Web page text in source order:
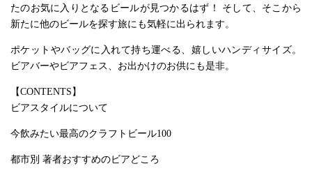
たのお気に入りとなるビールが見つかるはず！ そして、そこから
新たに他のビールを探す旅にも気軽に出られます。
ポケットやバッグに入れて持ち運べる、嬉しいハンディサイズ。
ビアバーやビアフェス、お出かけのお供にも是非。
【CONTENTS】
ビアスタイルについて
今飲みたい最高のクラフトビール100
都市別 著者おすすめのビアどころ